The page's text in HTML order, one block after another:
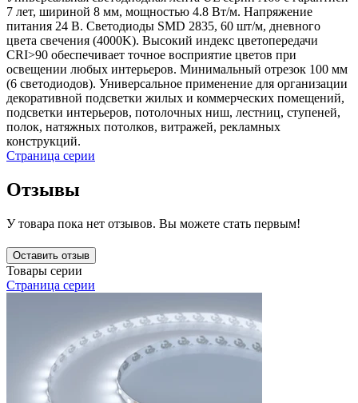
7 лет, шириной 8 мм, мощностью 4.8 Вт/м. Напряжение
питания 24 В. Светодиоды SMD 2835, 60 шт/м, дневного
цвета свечения (4000K). Высокий индекс цветопередачи
CRI>90 обеспечивает точное восприятие цветов при
освещении любых интерьеров. Минимальный отрезок 100 мм
(6 светодиодов). Универсальное применение для организации
декоративной подсветки жилых и коммерческих помещений,
подсветки интерьеров, потолочных ниш, лестниц, ступеней,
полок, натяжных потолков, витражей, рекламных
конструкций.
Страница серии
Отзывы
У товара пока нет отзывов. Вы можете стать первым!
Оставить отзыв
Товары серии
Страница серии